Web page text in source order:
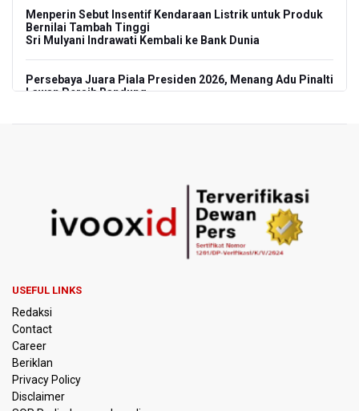
Menperin Sebut Insentif Kendaraan Listrik untuk Produk
Bernilai Tambah Tinggi
Sri Mulyani Indrawati Kembali ke Bank Dunia
Persebaya Juara Piala Presiden 2026, Menang Adu Pinalti
Lawan Persib Bandung
KKI Sebut Ada 10 Nakes Diduga Beri Komentar Nirempati
pada Unggahan Pasien BPJS Kesehatan
Libya
Polisi Selidiki Temuan Senjata Api di Yayasan Sekolah
995 Senjata Api Ditemukan di Sekolah Swasta di Pondok
Pinang, Jakarta Selatan
USEFUL LINKS
Redaksi
Contact
Career
Beriklan
Privacy Policy
Disclaimer